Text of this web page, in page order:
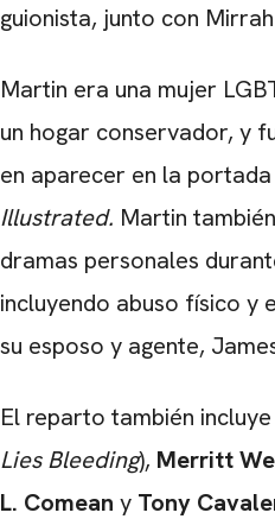
guionista, junto con
Martin era una mujer
un hogar conservador, y
en aparecer en la
Illustrated. Martin
dramas personales
incluyendo abuso físico y
su esposo y agente,
El reparto también incluye
Lies Bleeding), Merritt
L. Comean y Tony